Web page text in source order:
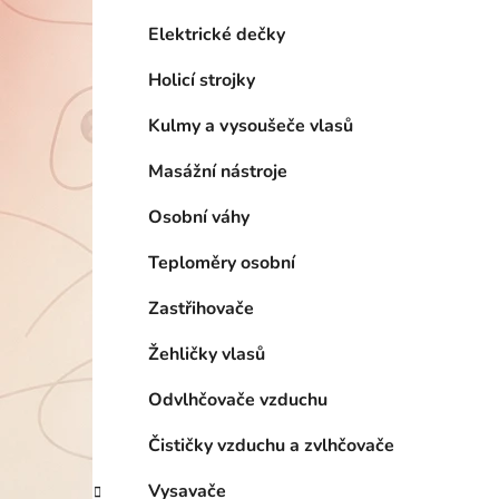
p
n
e
l
Elektrické dečky
Holicí strojky
Kulmy a vysoušeče vlasů
Masážní nástroje
Osobní váhy
Teploměry osobní
Zastřihovače
Žehličky vlasů
Odvlhčovače vzduchu
Čističky vzduchu a zvlhčovače
Vysavače